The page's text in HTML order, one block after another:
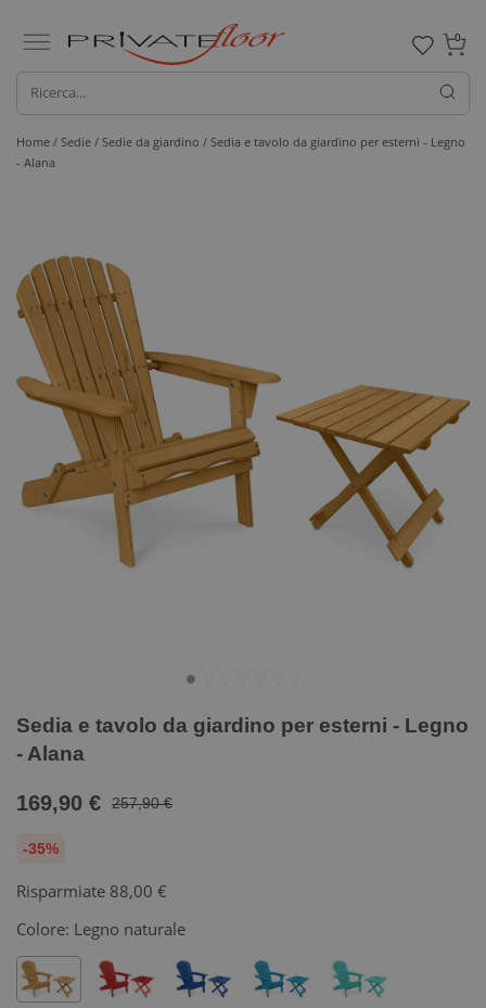
0
Home / Sedie / Sedie da giardino / Sedia e tavolo da giardino per esterni - Legno
- Alana
Sedia e tavolo da giardino per esterni - Legno
- Alana
169,90 € 257,90 €
-35%
Risparmiate 88,00 €
Colore: Legno naturale